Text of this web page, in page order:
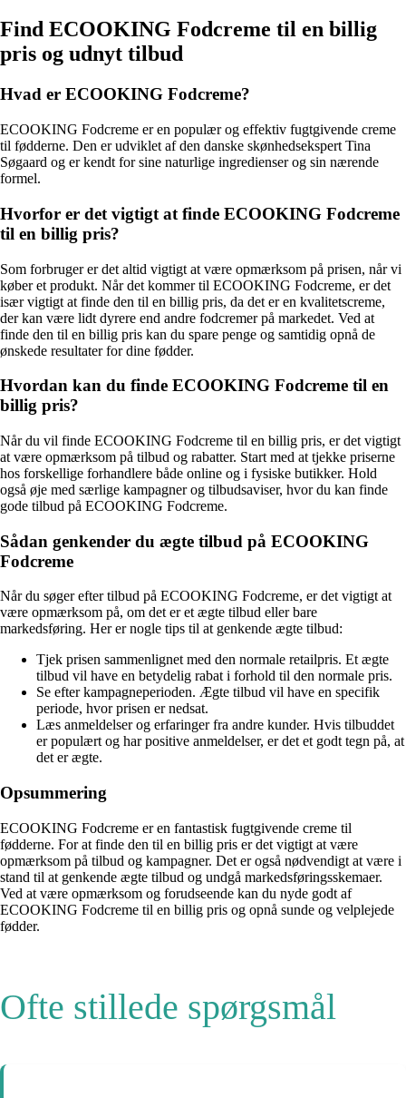
Find ECOOKING Fodcreme til en billig
pris og udnyt tilbud
Hvad er ECOOKING Fodcreme?
ECOOKING Fodcreme er en populær og effektiv fugtgivende creme
til fødderne. Den er udviklet af den danske skønhedsekspert Tina
Søgaard og er kendt for sine naturlige ingredienser og sin nærende
formel.
Hvorfor er det vigtigt at finde ECOOKING Fodcreme
til en billig pris?
Som forbruger er det altid vigtigt at være opmærksom på prisen, når vi
køber et produkt. Når det kommer til ECOOKING Fodcreme, er det
især vigtigt at finde den til en billig pris, da det er en kvalitetscreme,
der kan være lidt dyrere end andre fodcremer på markedet. Ved at
finde den til en billig pris kan du spare penge og samtidig opnå de
ønskede resultater for dine fødder.
Hvordan kan du finde ECOOKING Fodcreme til en
billig pris?
Når du vil finde ECOOKING Fodcreme til en billig pris, er det vigtigt
at være opmærksom på tilbud og rabatter. Start med at tjekke priserne
hos forskellige forhandlere både online og i fysiske butikker. Hold
også øje med særlige kampagner og tilbudsaviser, hvor du kan finde
gode tilbud på ECOOKING Fodcreme.
Sådan genkender du ægte tilbud på ECOOKING
Fodcreme
Når du søger efter tilbud på ECOOKING Fodcreme, er det vigtigt at
være opmærksom på, om det er et ægte tilbud eller bare
markedsføring. Her er nogle tips til at genkende ægte tilbud:
Tjek prisen sammenlignet med den normale retailpris. Et ægte
tilbud vil have en betydelig rabat i forhold til den normale pris.
Se efter kampagneperioden. Ægte tilbud vil have en specifik
periode, hvor prisen er nedsat.
Læs anmeldelser og erfaringer fra andre kunder. Hvis tilbuddet
er populært og har positive anmeldelser, er det et godt tegn på, at
det er ægte.
Opsummering
ECOOKING Fodcreme er en fantastisk fugtgivende creme til
fødderne. For at finde den til en billig pris er det vigtigt at være
opmærksom på tilbud og kampagner. Det er også nødvendigt at være i
stand til at genkende ægte tilbud og undgå markedsføringsskemaer.
Ved at være opmærksom og forudseende kan du nyde godt af
ECOOKING Fodcreme til en billig pris og opnå sunde og velplejede
fødder.
Ofte stillede spørgsmål